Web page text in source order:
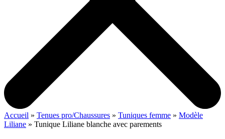
Accueil » Tenues pro/Chaussures » Tuniques femme » Modèle
Liliane » Tunique Liliane blanche avec parements